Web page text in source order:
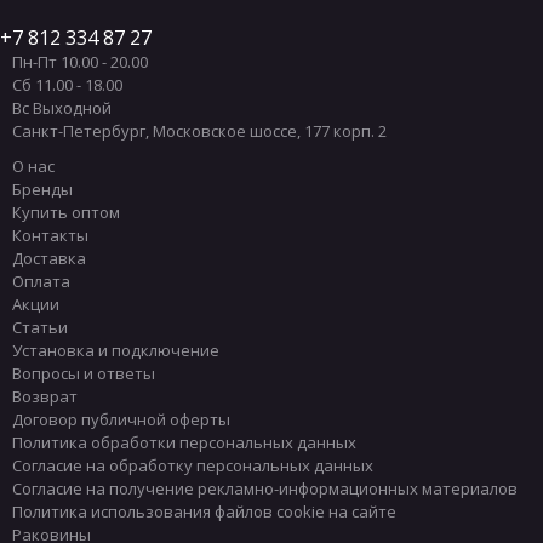
В пол
В стену
Универсальный
горизонтальный
Тип функций
Экономия воды
Приставные унитазы SIMAS
Приставные унитазы HATRIA
Приставные унитазы DURAVIT
Приставные унитазы CIELO
Приставные унитазы TOTO
Приставные унитазы DEVON & DEVON
Приставные унитазы GLOBO
Приставные унитазы Scarabeo
7 812 334 87 27
Пн-Пт 10.00 - 20.00
Сб 11.00 - 18.00
Вс Выходной
Санкт-Петербург, Московское шоссе, 177 корп. 2
О нас
Бренды
Купить оптом
Контакты
Доставка
Оплата
Акции
Статьи
Установка и подключение
Вопросы и ответы
Возврат
Договор публичной оферты
Политика обработки персональных данных
Согласие на обработку персональных данных
Согласие на получение рекламно-информационных материалов
Политика использования файлов cookie на сайте
Раковины